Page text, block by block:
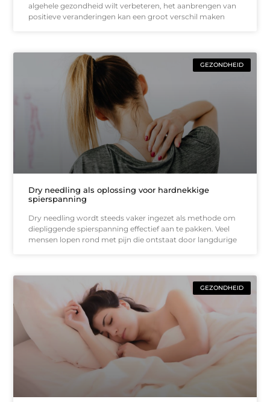
algehele gezondheid wilt verbeteren, het aanbrengen van
positieve veranderingen kan een groot verschil maken
GEZONDHEID
Dry needling als oplossing voor hardnekkige
spierspanning
Dry needling wordt steeds vaker ingezet als methode om
diepliggende spierspanning effectief aan te pakken. Veel
mensen lopen rond met pijn die ontstaat door langdurige
GEZONDHEID